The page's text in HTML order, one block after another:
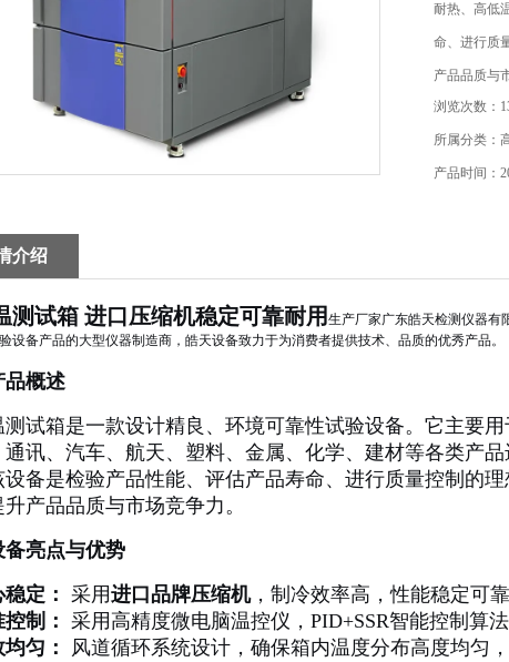
耐热、高低
命、进行质
产品品质与
浏览次数：
所属分类：
产品时间：
介绍
测试箱 进口压缩机稳定可靠耐用 生产厂家广东皓天检测仪器有
设备产品的大型仪器制造商，皓天设备致力于为消费者提供技术、品质的优秀产品。
品概述
测试箱是一款设计精良、环境可靠性试验设备。它主要
通讯、汽车、航天、塑料、金属、化学、建材等各类产
设备是检验产品性能、评估产品寿命、进行质量控制的
升产品品质与市场竞争力。
备亮点与优势
定： 采用进口品牌压缩机，制冷效率高，性能稳定可
制： 采用高精度微电脑温控仪，PID+SSR智能控制算
匀：
风道循环系统设计，确保箱内温度分布高度均匀